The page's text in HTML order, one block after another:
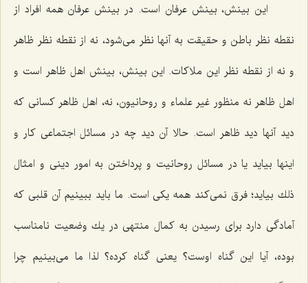
این بینش، بینش عرفان است. در بینش عرفان همه افراد از
نقطه نظر باطن و حقیقت به آنها نظر می‌شود، نه از نقطه نظر ظاهر
و نه از نقطه نظر این ملاكات. این بینش، بینش اهل ظاهر است و
اهل ظاهر نه منظور غیر علماء و روحانیون، نه، اهل ظاهر كسانی كه
دید آنها دید ظاهر است. حالا آن دید چه در مسائل اجتماعی كار و
اینها بیاید یا در مسائل روحانیت و پرداختن به امور دینی و امثال
ذلك بیاید؛ فرق نمی‌كند همه یكی است. ما باید ببینیم آن قلبی كه
آمادگی دارد برای رسیدن به كمال منتهی در یك وضعیت نامناسب
بوده، آیا این گناه اوست؟ یعنی گناه كرده؟ لذا ما می‌بینیم چرا